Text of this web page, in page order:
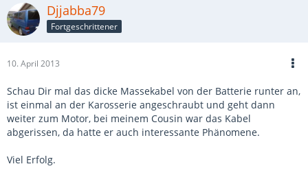
Djjabba79
Fortgeschrittener
10. April 2013
Schau Dir mal das dicke Massekabel von der Batterie runter an,
ist einmal an der Karosserie angeschraubt und geht dann
weiter zum Motor, bei meinem Cousin war das Kabel
abgerissen, da hatte er auch interessante Phänomene.
Viel Erfolg.